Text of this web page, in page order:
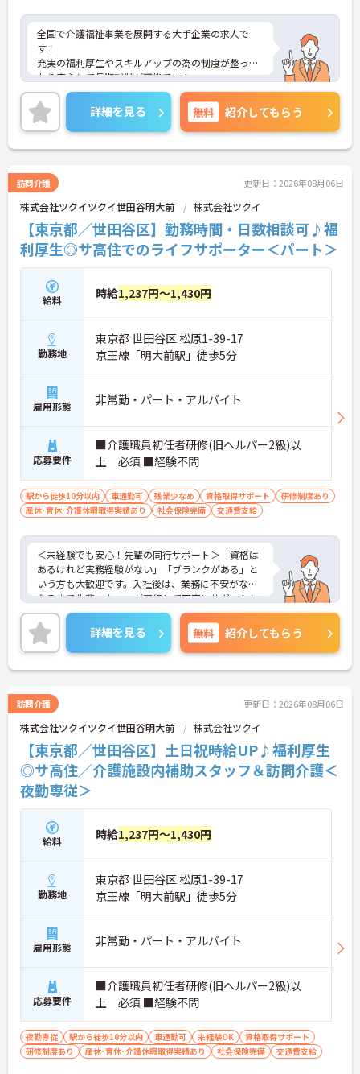
全国で介護福祉事業を展開する大手企業の求人で
す！
充実の福利厚生やスキルアップの為の制度が整って
おり安心して長期就業が可能です！
ご興味ある方には、面接のポイントなど、さらに詳
細をお話致しますのでお気軽にご相談ください。
詳細を見る 無料 紹介してもらう
訪問介護 更新日：2026年08月06日
株式会社ツクイツクイ世田谷明大前 株式会社ツクイ
【東京都／世田谷区】勤務時間・日数相談可♪福
利厚生◎サ高住でのライフサポーター＜パート＞
給料 時給1,237円～1,430円
勤務地
東京都 世田谷区 松原1-39-17
京王線「明大前駅」徒歩5分
雇用形態 非常勤・パート・アルバイト
応募要件
■介護職員初任者研修(旧ヘルパー2級)以
上 必須 ■経験不問
駅から徒歩10分以内 車通勤可 残業少なめ 資格取得サポート
研修制度あり
産休･育休･介護休暇取得実績あり
社会保険完備 交通費支給
＜未経験でも安心！先輩の同行サポート＞「資格は
あるけれど実務経験がない」「ブランクがある」と
いう方も大歓迎です。入社後は、業務に不安がなく
なるまで先輩スタッフが同行して丁寧にサポートし
ます。実際に未経験からスタートしたスタッフも多
く在籍しており、安心してチャレンジできる環境で
す。
＜移動時間も時給発生！充実の手当でしっかり稼げ
る＞訪問介護で気になる「移動時間」にもしっかり
当（時給500円UP）や早朝夜間手当、ICT手当など、
各種手当が充実しています。
詳細を見る 無料 紹介してもらう
訪問介護 更新日：2026年08月06日
株式会社ツクイツクイ世田谷明大前 株式会社ツクイ
【東京都／世田谷区】土日祝時給UP♪福利厚生
◎サ高住／介護施設内補助スタッフ＆訪問介護＜
夜勤専従＞
給料 時給1,237円～1,430円
勤務地
東京都 世田谷区 松原1-39-17
京王線「明大前駅」徒歩5分
雇用形態 非常勤・パート・アルバイト
応募要件
■介護職員初任者研修(旧ヘルパー2級)以
上 必須 ■経験不問
夜勤専従 駅から徒歩10分以内 車通勤可 未経験OK
資格取得サポート
研修制度あり
産休･育休･介護休暇取得実績あり 社会保険完備 交通費支給